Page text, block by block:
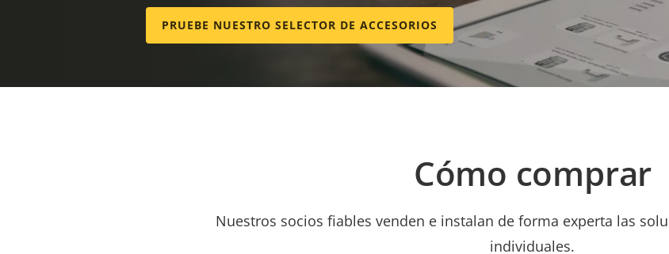
PRUEBE NUESTRO SELECTOR DE ACCESORIOS
Cómo comprar
Nuestros socios fiables venden e instalan de forma experta las
individuales.